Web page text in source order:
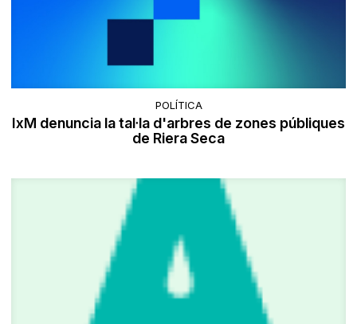
POLÍTICA
IxM denuncia la tal·la d'arbres de zones públiques
de Riera Seca